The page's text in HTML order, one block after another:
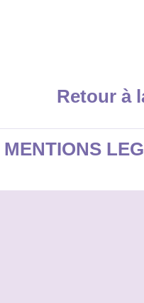
Retour à
MENTIONS